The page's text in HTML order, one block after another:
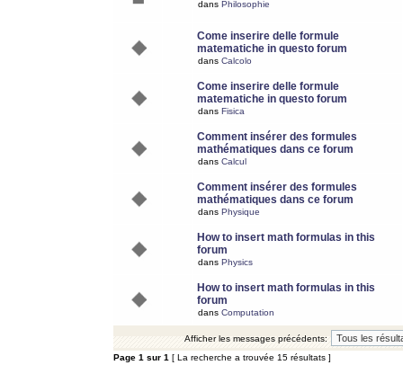
dans Philosophie
Come inserire delle formule
matematiche in questo forum
dans Calcolo
Come inserire delle formule
matematiche in questo forum
dans Fisica
Comment insérer des formules
mathématiques dans ce forum
dans Calcul
Comment insérer des formules
mathématiques dans ce forum
dans Physique
How to insert math formulas in this
forum
dans Physics
How to insert math formulas in this
forum
dans Computation
Afficher les messages précédents:
Page 1 sur 1 [ La recherche a trouvée 15 résultats ]